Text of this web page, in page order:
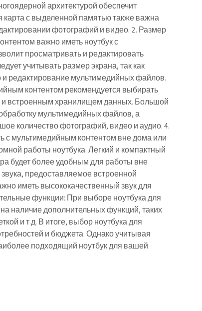
архитектурой обеспечит
с выделенной памятью также важна
фотографий и видео. 2. Размер
важно иметь ноутбук с
просматривать и редактировать
учитывать размер экрана, так как
редактирование мультимедийных файлов.
контентом рекомендуется выбирать
и встроенным хранилищем данных. Большой
мультимедийных файлов, а
количество фотографий, видео и аудио. 4.
с мультимедийным контентом вне дома или
работы ноутбука. Легкий и компактный
будет более удобным для работы вне
предоставляемое встроенной
иметь высококачественный звук для
функции: При выборе ноутбука для
наличие дополнительных функций, таких
и т.д. В итоге, выбор ноутбука для
и бюджета. Однако учитывая
подходящий ноутбук для вашей